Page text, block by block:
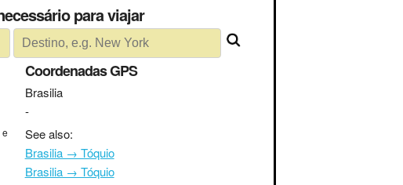
necessário para viajar
Coordenadas GPS
Brasilia
-
See also:
Brasilia → Tóquio
Brasilia → Tóquio